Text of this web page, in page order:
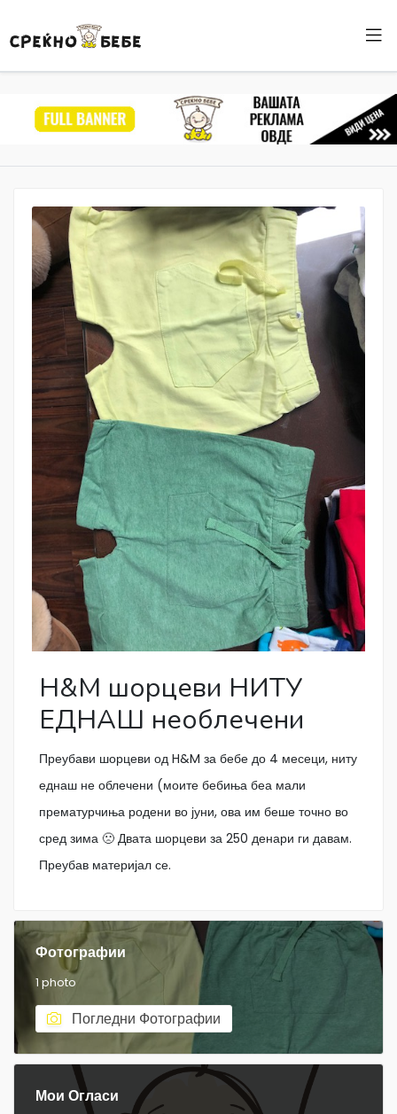
H&M шорцеви НИТУ
ЕДНАШ необлечени
Преубави шорцеви од H&M за бебе до 4 месеци, ниту
еднаш не облечени (моите бебиња беа мали
прематурчиња родени во јуни, ова им беше точно во
сред зима 🙁 Двата шорцеви за 250 денари ги давам.
Преубав материјал се.
Фотографии
1 photo
Погледни Фотографии
Мои Огласи